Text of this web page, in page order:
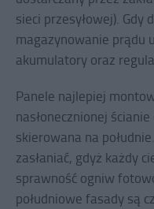
sieci przesyłowej). Gdy
magazynowanie prądu
akumulatory oraz
Panele najlepiej
nasłonecznionej
skierowana na
zasłaniać, gdyż każdy
sprawność ogniw
południowe fasady są